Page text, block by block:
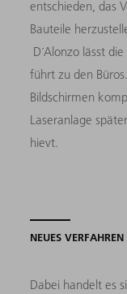
entschieden, das
Bauteile
D´Alonzo lässt
führt zu den
Bildschirmen
Laseranlage
hievt.
NEUES
Dabei handelt es